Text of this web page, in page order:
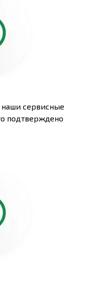
сервисные
подтверждено